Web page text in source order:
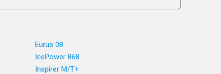
Eurus 08
IcePower 868
Inspirer M/T+